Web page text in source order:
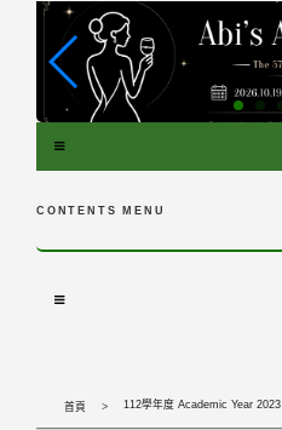
CONTENTS MENU
首頁 112學年度 Academic Year 2023